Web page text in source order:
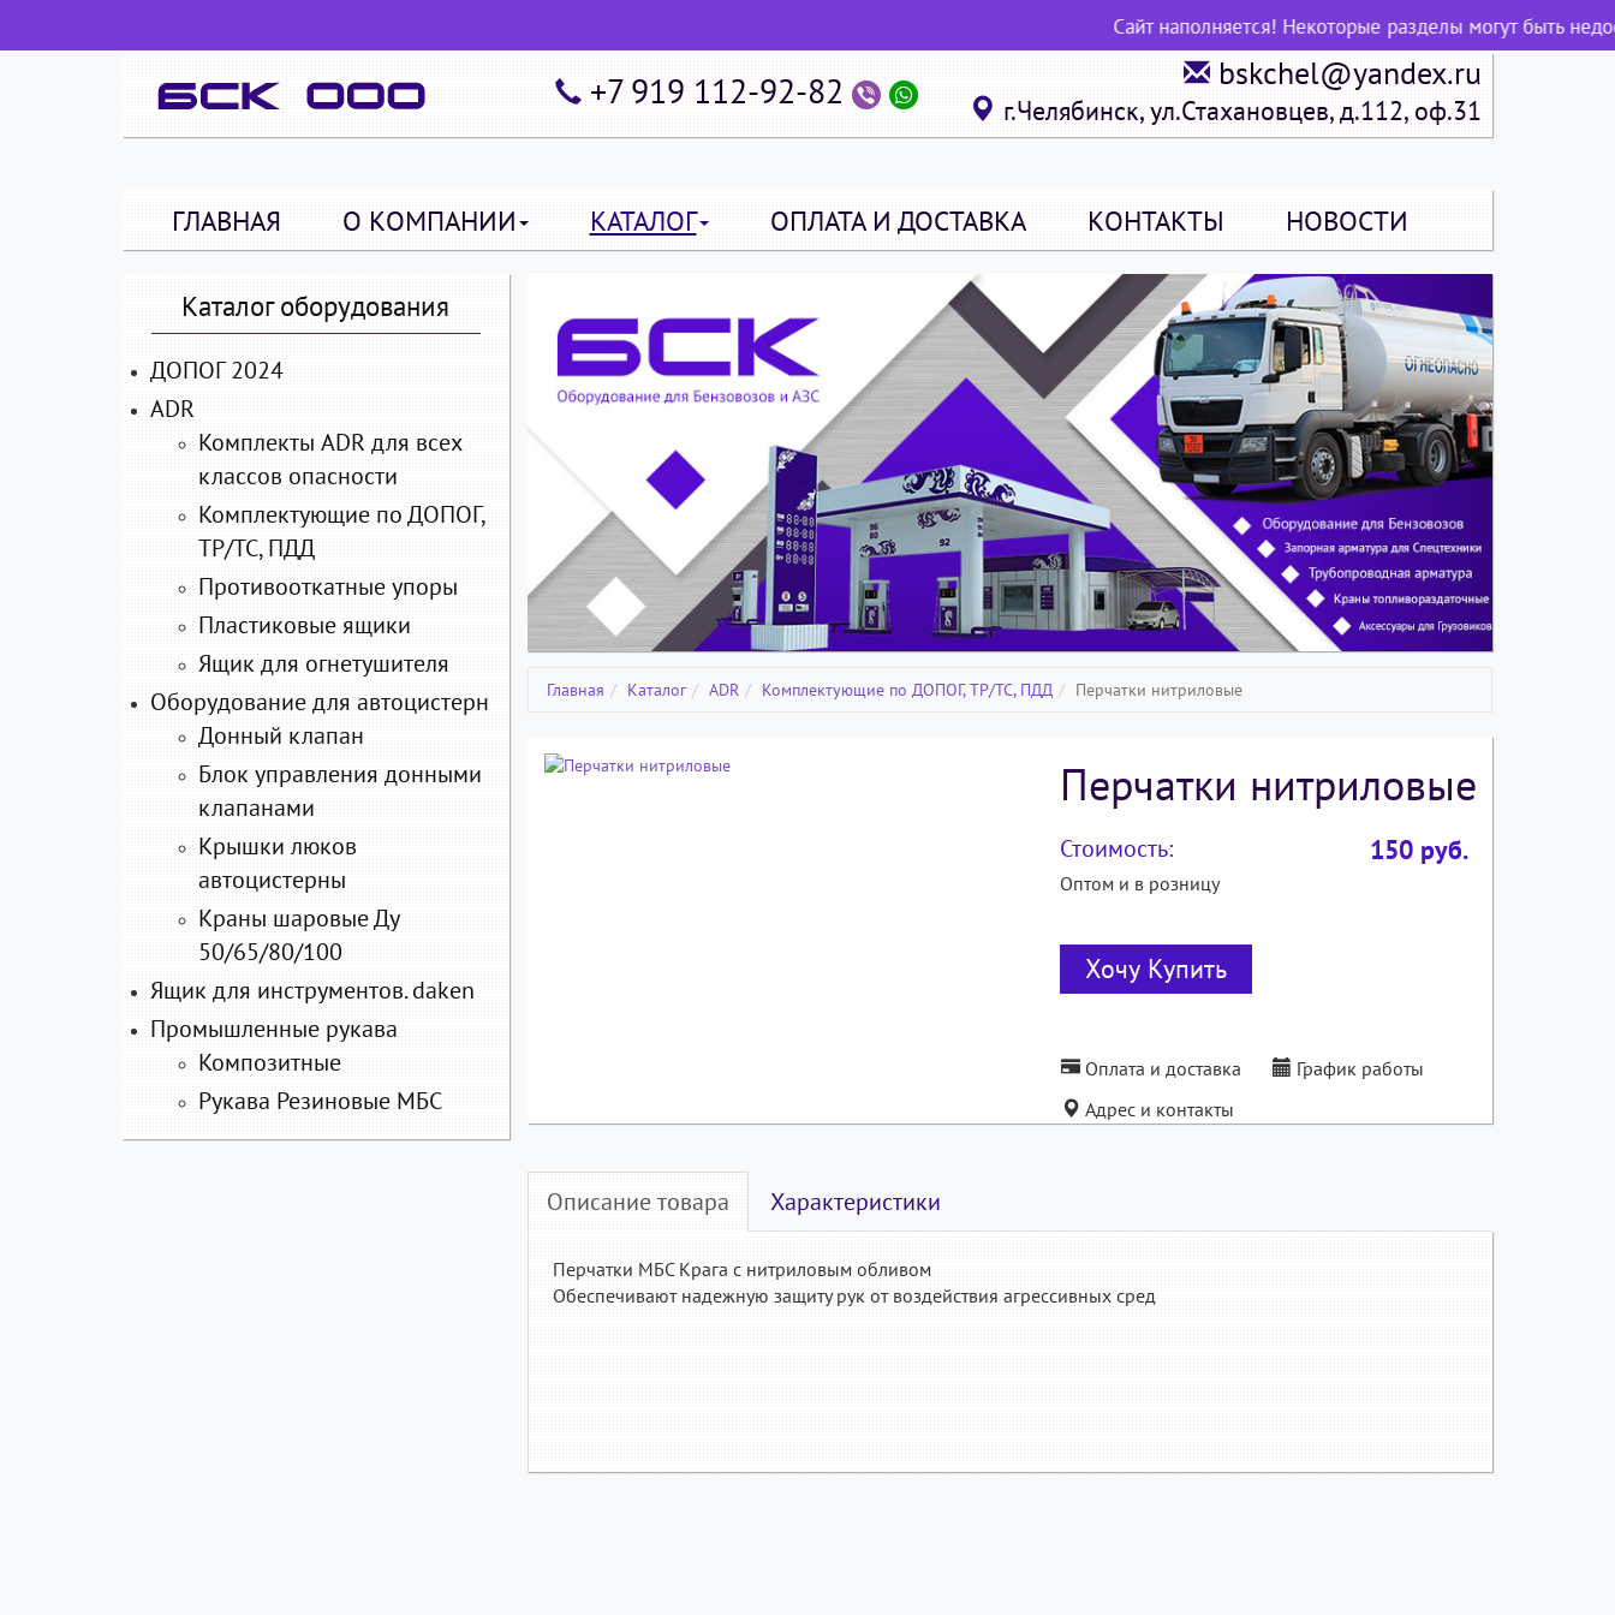
Сайт наполняется! Некоторые разделы могут быть
+7 919 112-92-82 bskchel@yandex.ru
г.Челябинск, ул.Стахановцев, д.112, оф.31
ГЛАВНАЯ О КОМПАНИИ КАТАЛОГ ОПЛАТА И ДОСТАВКА КОНТАКТЫ НОВОСТИ
Главная Каталог ADR Комплектующие по ДОПОГ, ТР/ТС, ПДД Перчатки нитриловые
Перчатки нитриловые
Стоимость: 150руб.
Оптом и в розницу
Хочу Купить
Оплата и доставка
График работы
Адрес и контакты
Описание товара Характеристики
Перчатки МБС Крага с нитриловым обливом
Обеспечивают надежную защиту рук от воздействия агрессивных сред
Каталог оборудования
ДОПОГ 2024
ADR
Комплекты ADR для всех
классов опасности
Комплектующие по ДОПОГ,
ТР/ТС, ПДД
Противооткатные упоры
Пластиковые ящики
Ящик для огнетушителя
Оборудование для автоцистерн
Донный клапан
Блок управления донными
клапанами
Крышки люков
автоцистерны
Краны шаровые Ду
50/65/80/100
Ящик для инструментов. daken
Промышленные рукава
Композитные
Рукава Резиновые МБС